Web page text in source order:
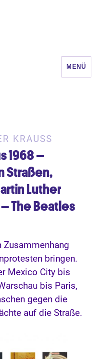
MENÜ
KRAUSS
1968 –
Straßen,
Luther
The Beatles
bringen.
Mexico City bis
bis Paris,
gegen die
auf die Straße.